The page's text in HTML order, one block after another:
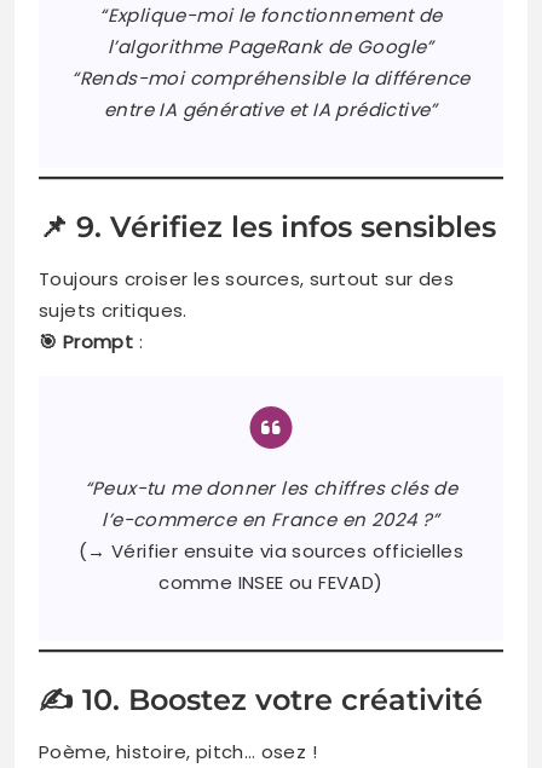
“Explique-moi le fonctionnement de
l’algorithme PageRank de Google”
“Rends-moi compréhensible la différence
entre IA générative et IA prédictive”
📌 9. Vérifiez les infos sensibles
Toujours croiser les sources, surtout sur des
sujets critiques.
🎯 Prompt :
“Peux-tu me donner les chiffres clés de
l’e-commerce en France en 2024 ?”
(→ Vérifier ensuite via sources officielles
comme INSEE ou FEVAD)
✍️ 10. Boostez votre créativité
Poème, histoire, pitch… osez !